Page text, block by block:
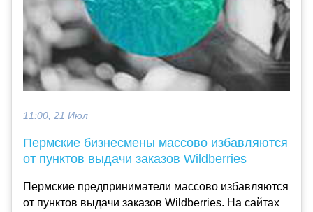
11:00, 21 Июл
Пермские бизнесмены массово избавляются
от пунктов выдачи заказов Wildberries
Пермские предприниматели массово избавляются
от пунктов выдачи заказов Wildberries. На сайтах